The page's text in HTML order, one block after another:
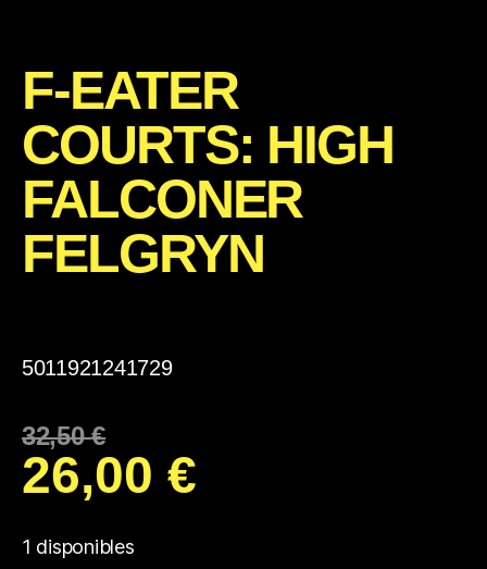
F-EATER
COURTS: HIGH
FALCONER
FELGRYN
5011921241729
32,50€
26,00 €
1 disponibles